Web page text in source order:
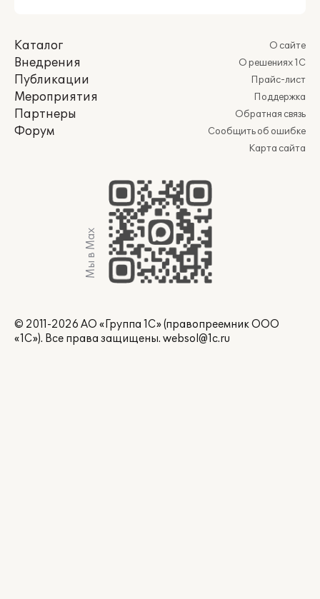
Каталог
Внедрения
Публикации
Мероприятия
Партнеры
Форум
О сайте
О решениях 1С
Прайс-лист
Поддержка
Обратная связь
Сообщить об ошибке
Карта сайта
Мы в Max
© 2011-2026 АО «Группа 1С» (правопреемник ООО
«1С»). Все права защищены. websol@1c.ru